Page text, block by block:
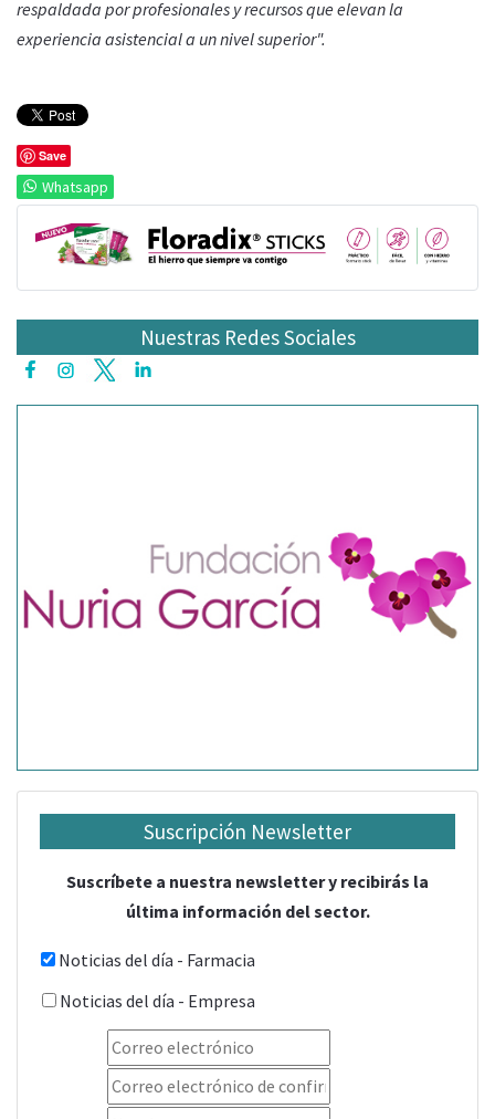
respaldada por profesionales y recursos que elevan la
experiencia asistencial a un nivel superior".
Save
Whatsapp
Nuestras Redes Sociales
Suscripción Newsletter
Suscríbete a nuestra newsletter y recibirás la
última información del sector.
Noticias del día - Farmacia
Noticias del día - Empresa